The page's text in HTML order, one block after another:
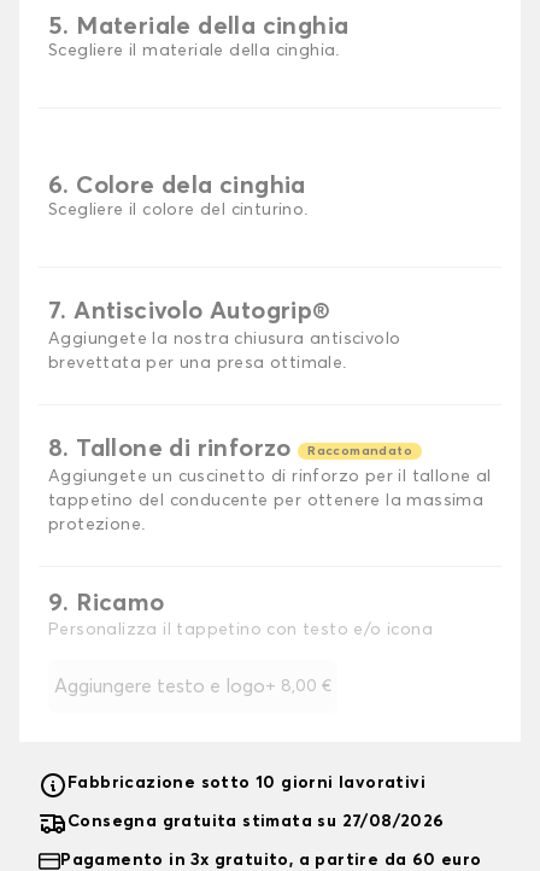
5. Materiale della cinghia
Scegliere il materiale della cinghia.
6. Colore dela cinghia
Scegliere il colore del cinturino.
7. Antiscivolo Autogrip®
Aggiungete la nostra chiusura antiscivolo
brevettata per una presa ottimale.
8. Tallone di rinforzo Raccomandato
Aggiungete un cuscinetto di rinforzo per il tallone al
tappetino del conducente per ottenere la massima
protezione.
9. Ricamo
Personalizza il tappetino con testo e/o icona
Aggiungere testo e logo+ 8,00 €
Fabbricazione sotto 10 giorni lavorativi
Consegna gratuita stimata su 27/08/2026
Pagamento in 3x gratuito, a partire da 60 euro